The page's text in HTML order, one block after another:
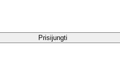
Prisijungti